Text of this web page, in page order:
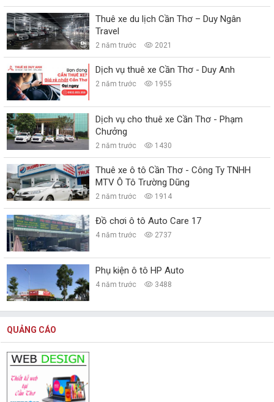
Thuê xe du lịch Cần Thơ – Duy Ngân
Travel
2 năm trước 2021
Dịch vụ thuê xe Cần Thơ - Duy Anh
2 năm trước 1955
Dịch vụ cho thuê xe Cần Thơ - Phạm
Chưởng
2 năm trước 1430
Thuê xe ô tô Cần Thơ - Công Ty TNHH
MTV Ô Tô Trường Dũng
2 năm trước 1914
Đồ chơi ô tô Auto Care 17
4 năm trước 2737
Phụ kiện ô tô HP Auto
4 năm trước 3488
QUẢNG CÁO